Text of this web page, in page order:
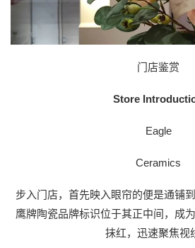
门店鉴赏
Store
Eagle
Ceramics
步入门店，首先映入眼帘的便是通铺
鹰牌陶瓷品牌标识位于其正中间，成
抹红，迅速聚焦视